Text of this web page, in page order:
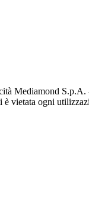
Mediamond
vietata ogni